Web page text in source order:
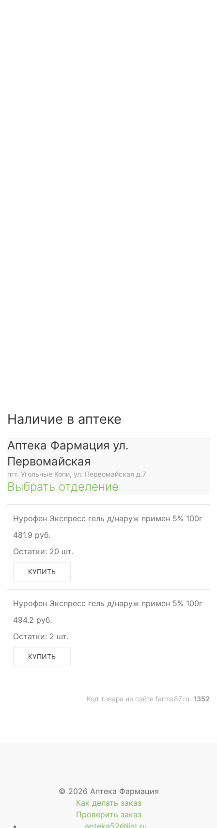
Наличие в аптеке
Аптека Фармация ул.
Первомайская
пгт. Угольные Копи, ул. Первомайская д.7
Выбрать отделение
Нурофен Экспресс гель д/наруж примен 5% 100г
481.9 руб.
Остатки: 20 шт.
КУПИТЬ
Нурофен Экспресс гель д/наруж примен 5% 100г
494.2 руб.
Остатки: 2 шт.
КУПИТЬ
Код товара на сайте farma87.ru: 1352
© 2026 Аптека Фармация
Как делать заказ
Проверить заказ
apteka52@list.ru